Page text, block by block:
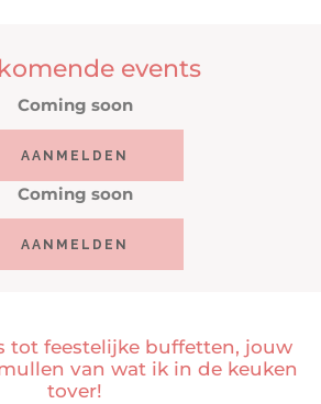
events
Coming soon
AANMELDEN
Coming soon
AANMELDEN
tot feestelijke buffetten, jouw
van wat ik in de keuken
tover!